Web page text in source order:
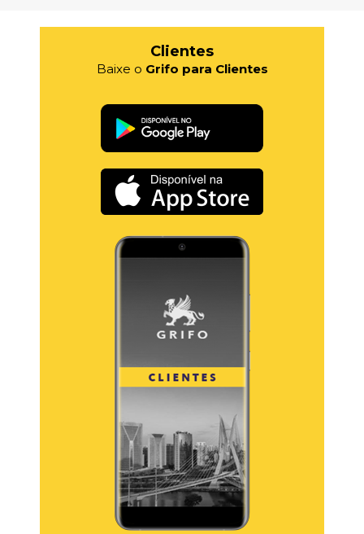
Clientes
Baixe o Grifo para Clientes